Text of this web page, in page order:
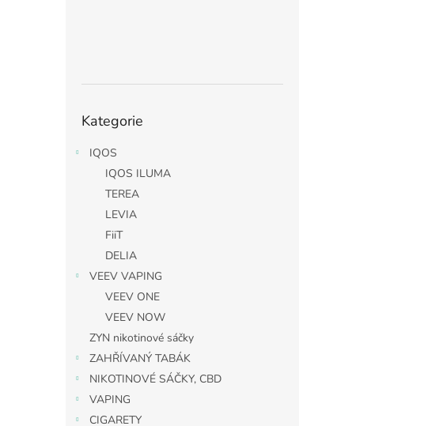
kategorie
Kategorie
IQOS
IQOS ILUMA
TEREA
LEVIA
FiiT
DELIA
VEEV VAPING
VEEV ONE
VEEV NOW
ZYN nikotinové sáčky
ZAHŘÍVANÝ TABÁK
NIKOTINOVÉ SÁČKY, CBD
VAPING
CIGARETY